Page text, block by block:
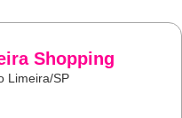
Shopping
Limeira/SP